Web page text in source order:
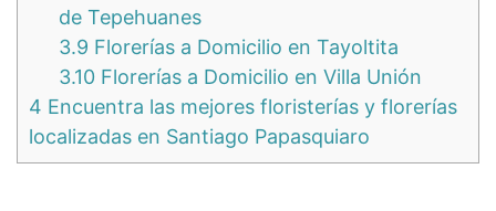
de Tepehuanes
3.9 Florerías a Domicilio en Tayoltita
3.10 Florerías a Domicilio en Villa Unión
4 Encuentra las mejores floristerías y florerías
localizadas en Santiago Papasquiaro